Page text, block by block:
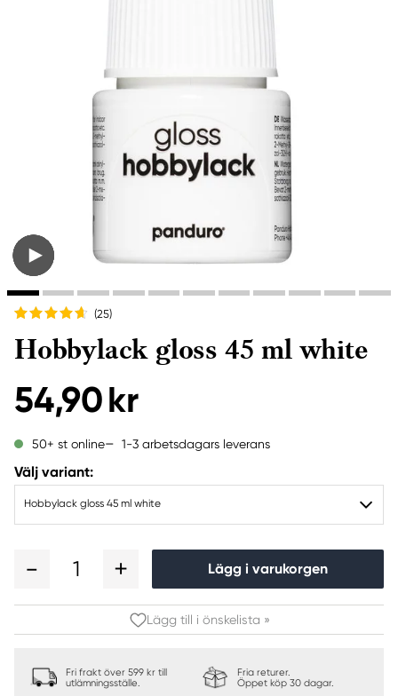
(25)
Hobbylack gloss 45 ml white
54,90 kr
50+ st online 1-3 arbetsdagars leverans
Välj variant:
Hobbylack gloss 45 ml white
1 Lägg i varukorgen
Lägg till i önskelista »
Fri frakt över 599 kr till
utlämningsställe.
Fria returer.
Öppet köp 30 dagar.